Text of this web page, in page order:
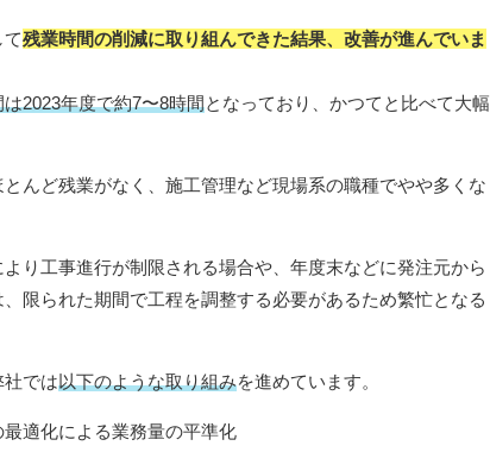
残業時間の削減に取り組んできた結果、改善が進んでいま
2023年度で約7〜8時間となっており、かつてと比べて大幅
んど残業がなく、施工管理など現場系の職種でやや多くな
り工事進行が制限される場合や、年度末などに発注元から
限られた期間で工程を調整する必要があるため繁忙となる
社では以下のような取り組みを進めています。
最適化による業務量の平準化